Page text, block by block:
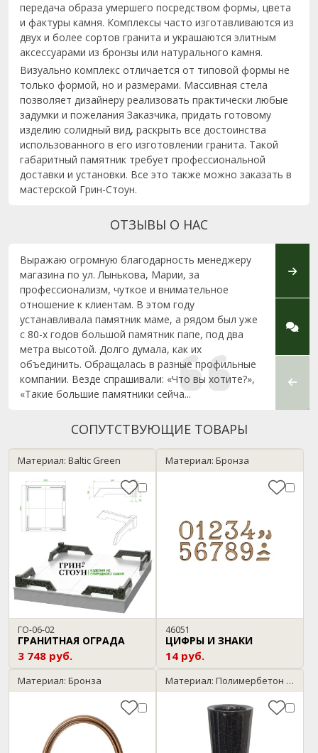
передача образа умершего посредством формы, цвета
и фактуры камня. Комплексы часто изготавливаются из
двух и более сортов гранита и украшаются элитным
аксессуарами из бронзы или натурального камня.
Визуально комплекс отличается от типовой формы не
только формой, но и размерами. Массивная стела
позволяет дизайнеру реализовать практически любые
задумки и пожелания Заказчика, придать готовому
изделию солидный вид, раскрыть все достоинства
использованного в его изготовлении гранита. Такой
габаритный памятник требует профессиональной
доставки и установки. Все это также можно заказать в
мастерской Грин-Стоун.
ОТЗЫВЫ О НАС
Выражаю огромную благодарность менеджеру
магазина по ул. Лынькова, Марии, за
профессионализм, чуткое и внимательное
отношение к клиентам. В этом году
устанавливала памятник маме, а рядом был уже
с 80-х годов большой памятник папе, под два
метра высотой. Долго думала, как их
объединить. Обращалась в разные профильные
компании. Везде спрашивали: «Что вы хотите?»,
«Такие большие памятники сейча...
хочу
за
СОПУТСТВУЮЩИЕ ТОВАРЫ
Материал: Baltic Green
ГО-06-02
ГРАНИТНАЯ ОГРАДА
3 748 руб.
Материал: Бронза
46051
ЦИФРЫ И ЗНАКИ
14 руб.
Материал: Бронза Материал: Полимербетон / темный гранит